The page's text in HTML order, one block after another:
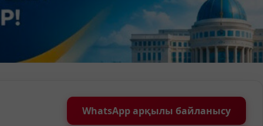
WhatsApp арқылы байланысу